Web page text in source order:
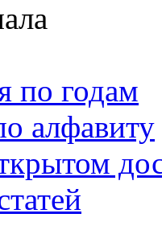
по годам
алфавиту